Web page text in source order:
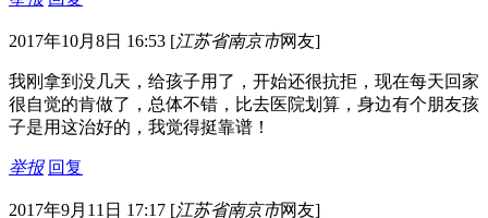
2017年10月8日 16:53 [江苏省南京市网友]
我刚拿到没几天，给孩子用了，开始还很抗拒，现在每天回家
很自觉的肯做了，总体不错，比去医院划算，身边有个朋友孩
子是用这治好的，我觉得挺靠谱！
举报 回复
2017年9月11日 17:17 [江苏省南京市网友]